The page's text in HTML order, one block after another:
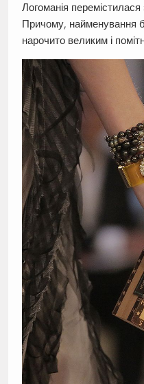
Логоманія перемістилася
Причому, найменування
нарочито великим і